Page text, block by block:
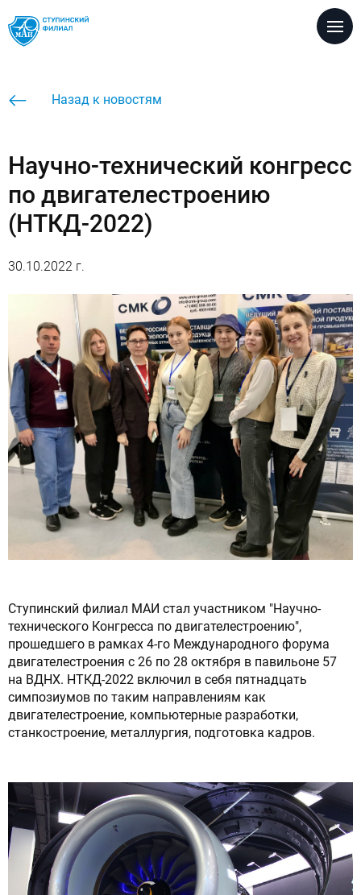
ОТПРАВИТЬ СООБЩЕНИЕ
Нажимая на кнопку “Отправить сообщение”,
вы даете согласие на обработку
персональных данных в соответствии с
политикой конфиденциальности
Версия для
слабовидящих
A A
A A A A
Настройка межбуквенных интервалов
Абв Абв Абв
A A
Без изображеий / с изображениями
Сброс настроек
Назад к новостям
Научно-технический конгресс
по двигателестроению
(НТКД-2022)
30.10.2022 г.
Ступинский филиал МАИ стал участником "Научно-
технического Конгресса по двигателестроению",
прошедшего в рамках 4-го Международного форума
двигателестроения с 26 по 28 октября в павильоне 57
на ВДНХ. НТКД-2022 включил в себя пятнадцать
симпозиумов по таким направлениям как
двигателестроение, компьютерные разработки,
станкостроение, металлургия, подготовка кадров.